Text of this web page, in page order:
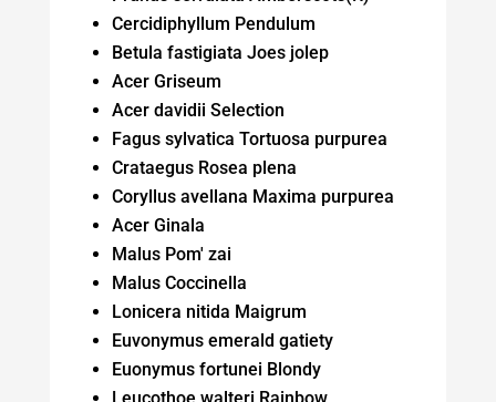
Cercidiphyllum Pendulum
Betula fastigiata Joes jolep
Acer Griseum
Acer davidii Selection
Fagus sylvatica Tortuosa purpurea
Crataegus Rosea plena
Coryllus avellana Maxima purpurea
Acer Ginala
Malus Pom' zai
Malus Coccinella
Lonicera nitida Maigrum
Euvonymus emerald gatiety
Euonymus fortunei Blondy
Leucothoe walteri Rainbow